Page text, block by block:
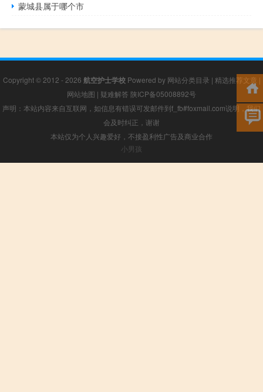
蒙城县属于哪个市
Copyright © 2012 - 2026 航空护士学校Powered by 网站分类目录 | 精选推荐文章 |
网站地图 | 疑难解答 陕ICP备05008892号
声明：本站内容来自互联网，如信息有错误可发邮件到f_fb#foxmail.com说明，我们
会及时纠正，谢谢
本站仅为个人兴趣爱好，不接盈利性广告及商业合作
小男孩